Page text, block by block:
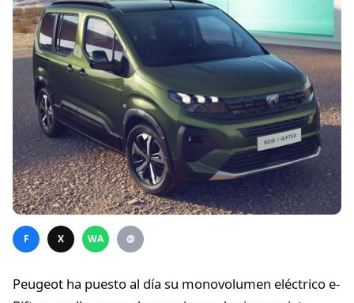
F X WA @
Peugeot ha puesto al día su monovolumen eléctrico e-